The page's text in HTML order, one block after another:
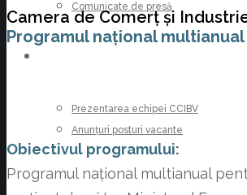
Comunicate de presă
Prezentarea echipei CCIBV
Anunțuri posturi vacante
Camera de Comerț și
Programul național
Obiectivul programului:
Programul național multianual